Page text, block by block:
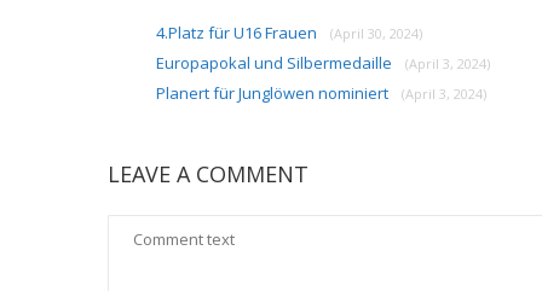
4.Platz für U16 Frauen (April 30, 2024)
Europapokal und Silbermedaille (April 3, 2024)
Planert für Junglöwen nominiert (April 3, 2024)
LEAVE A COMMENT